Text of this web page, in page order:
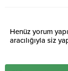
Henüz yorum
aracılığıyla siz